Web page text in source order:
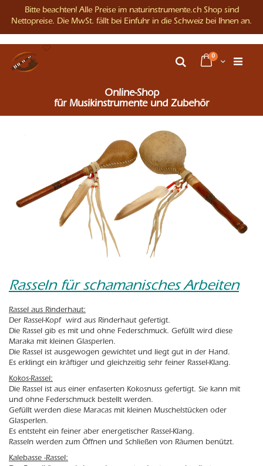
zum
Inhalt
Warenkorb
0Artikel
Suche
Online-Shop
für Musikinstrumente und Zubehör
Bitte beachten! Alle Preise im naturinstrumente.ch Shop sind
Nettopreise. Die MwSt. fällt bei Einfuhr in die Schweiz bei Ihnen an.
Rasseln für schamanisches Arbeiten
Rassel aus Rinderhaut:
Der Rassel-Kopf wird aus Rinderhaut gefertigt.
Die Rassel gib es mit und ohne Federschmuck. Gefüllt wird diese
Maraka mit kleinen Glasperlen.
Die Rassel ist ausgewogen gewichtet und liegt gut in der Hand.
Es erklingt ein kräftiger und gleichzeitig sehr feiner Rassel-Klang.
Kokos-Rassel:
Die Rassel ist aus einer enfaserten Kokosnuss gefertigt. Sie kann mit
und ohne Federschmuck bestellt werden.
Gefüllt werden diese Maracas mit kleinen Muschelstücken oder
Glasperlen.
Es entsteht ein feiner aber energetischer Rassel-Klang.
Rasseln werden zum Öffnen und Schließen von Räumen benützt.
Kalebasse -Rassel: